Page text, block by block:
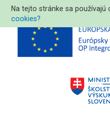
Na tejto stránke sa používajú
cookies?